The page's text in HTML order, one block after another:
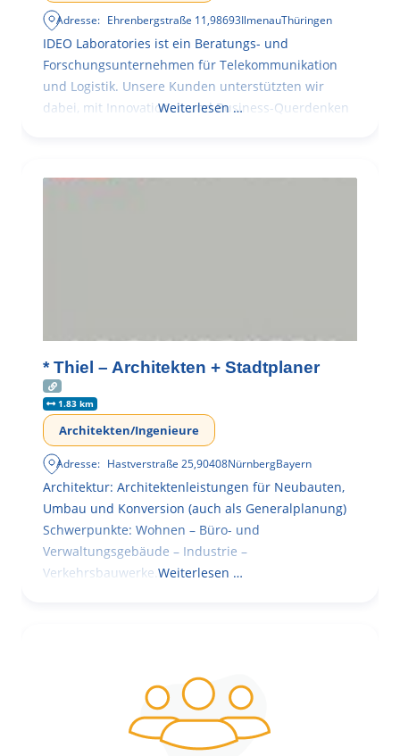
Adresse: Ehrenbergstraße 11,98693IlmenauThüringen
IDEO Laboratories ist ein Beratungs- und
Forschungsunternehmen für Telekommunikation
und Logistik. Unsere Kunden unterstützten wir
dabei, mit Innovationen und Business-Querdenken
Weiterlesen …
* Thiel – Architekten + Stadtplaner
1.83 km
Architekten/Ingenieure
Adresse: Hastverstraße 25,90408NürnbergBayern
Architektur: Architektenleistungen für Neubauten,
Umbau und Konversion (auch als Generalplanung)
Schwerpunkte: Wohnen – Büro- und
Verwaltungsgebäude – Industrie –
Verkehrsbauwerke. Weiterlesen …